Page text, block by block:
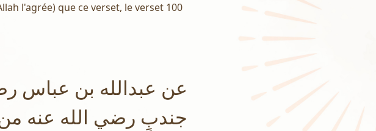
l'agrée) que ce verset, le verset 100
عن عبدالله بن عباس
جندبٍ رضي الله عنه من